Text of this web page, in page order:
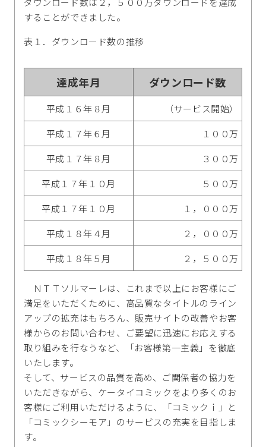
することができました。
表１．ダウンロード数の推移
達成年月 ダウンロード数
平成１６年８月
（サービス開始）
平成１７年６月
１００万
平成１７年８月
３００万
平成１７年１０月
５００万
平成１７年１０月
１，０００万
平成１８年４月
２，０００万
平成１８年５月
２，５００万
ＮＴＴソルマーレは、これまで以上にお客様にご
満足をいただくために、高品質なタイトルのライン
アップの拡充はもちろん、販売サイトの改善やお客
様からのお問い合わせ、ご要望に迅速にお応えする
取り組みを行なうなど、「お客様第一主義」を徹底
いたします。
そして、サービスの品質を高め、ご関係者の協力を
いただきながら、ケータイコミックをより多くのお
客様にご利用いただけるように、「コミックｉ」と
「コミックシーモア」のサービスの充実を目指しま
す。